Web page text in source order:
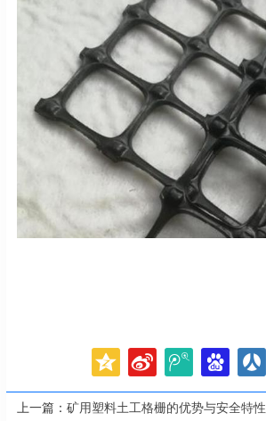
上一篇： 矿用塑料土工格栅的优势与安全特性